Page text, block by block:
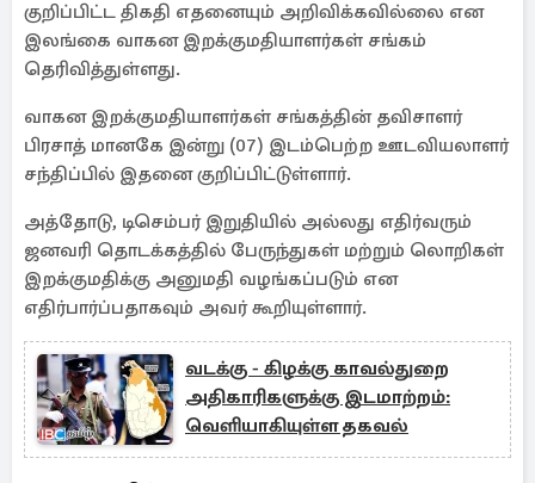
குறிப்பிட்ட திகதி எதனையும் அறிவிக்கவில்லை என
இலங்கை வாகன இறக்குமதியாளர்கள் சங்கம்
தெரிவித்துள்ளது.
வாகன இறக்குமதியாளர்கள் சங்கத்தின் தவிசாளர்
பிரசாத் மானகே இன்று (07) இடம்பெற்ற ஊடவியலாளர்
சந்திப்பில் இதனை குறிப்பிட்டுள்ளார்.
அத்தோடு, டிசெம்பர் இறுதியில் அல்லது எதிர்வரும்
ஜனவரி தொடக்கத்தில் பேருந்துகள் மற்றும் லொறிகள்
இறக்குமதிக்கு அனுமதி வழங்கப்படும் என
எதிர்பார்ப்பதாகவும் அவர் கூறியுள்ளார்.
வடக்கு - கிழக்கு காவல்துறை
அதிகாரிகளுக்கு இடமாற்றம்:
வெளியாகியுள்ள தகவல்